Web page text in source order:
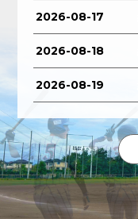
2026-08-17
2026-08-18
2026-08-19